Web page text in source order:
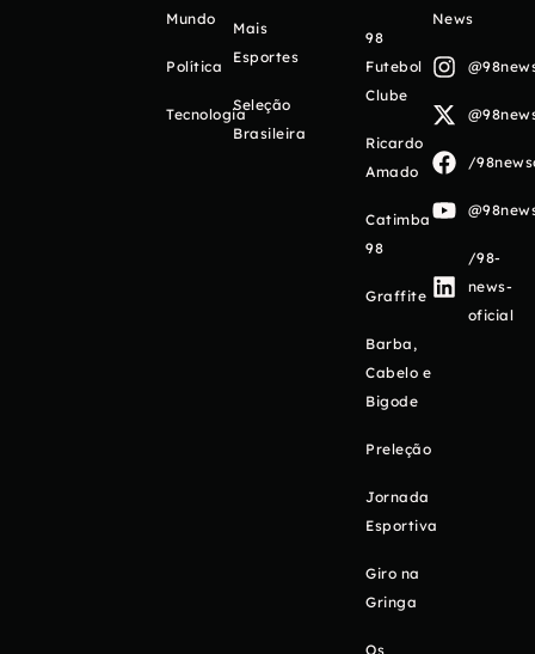
Mundo
Política
Tecnologia
Mais
Esportes
Seleção
Brasileira
98
Futebol
Clube
Ricardo
Amado
Catimba
98
Graffite
Barba,
Cabelo e
Bigode
Preleção
Jornada
Esportiva
Giro na
Gringa
Os
News
/
/98-
news-
oficial